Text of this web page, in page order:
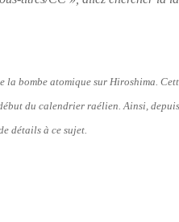
bombe atomique sur Hiroshima.
du calendrier raélien. Ainsi,
détails à ce sujet.